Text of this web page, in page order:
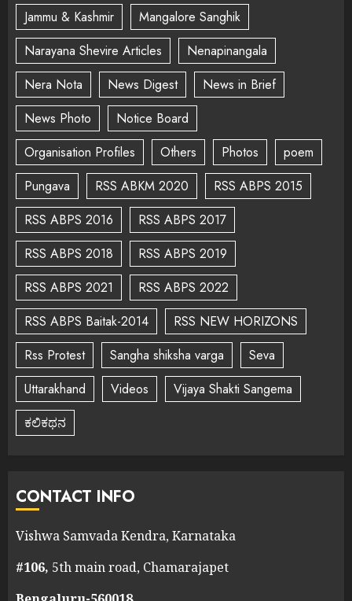
Jammu & Kashmir
Mangalore Sanghik
Narayana Shevire Articles
Nenapinangala
Nera Nota
News Digest
News in Brief
News Photo
Notice Board
Organisation Profiles
Others Photos
poem
Pungava
RSS ABKM 2020
RSS ABPS 2015
RSS ABPS 2016
RSS ABPS 2017
RSS ABPS 2018
RSS ABPS 2019
RSS ABPS 2021
RSS ABPS 2022
RSS ABPS Baitak-2014
RSS NEW HORIZONS
Rss Protest
Sangha shiksha varga
Seva
Uttarakhand
Videos
Vijaya Shakti Sangema
ಕಲಿಕಥನ
CONTACT INFO
Vishwa Samvada Kendra, Karnataka
#106, 5th main road, Chamarajapet